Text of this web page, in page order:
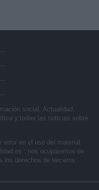
social. Actualidad,
y todas las noticias sobre
error en el uso del material
: nos ocuparemos de
los derechos de terceros.